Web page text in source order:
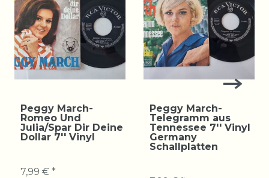
Peggy March-
Romeo Und
Julia/Spar Dir Deine
Dollar 7'' Vinyl
7,99 € *
Peggy March-
Telegramm aus
Tennessee 7'' Vinyl
Germany
Schallplatten